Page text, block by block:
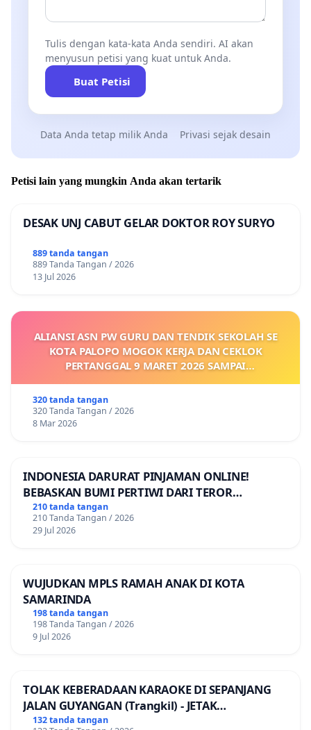
Tulis dengan kata-kata Anda sendiri. AI akan
menyusun petisi yang kuat untuk Anda.
Buat Petisi
Data Anda tetap milik Anda Privasi sejak desain
Petisi lain yang mungkin Anda akan tertarik
DESAK UNJ CABUT GELAR DOKTOR ROY SURYO
889 tanda tangan
889 Tanda Tangan / 2026
13 Jul 2026
ALIANSI ASN PW GURU DAN TENDIK SEKOLAH SE
KOTA PALOPO MOGOK KERJA DAN CEKLOK
PERTANGGAL 9 MARET 2026 SAMPAI
KEJELASAN SUMBER GAJI POKOK
320 tanda tangan
320 Tanda Tangan / 2026
8 Mar 2026
INDONESIA DARURAT PINJAMAN ONLINE!
BEBASKAN BUMI PERTIWI DARI TEROR
PINJAMAN ONLINE! TUTUP PINJOL!
210 tanda tangan
210 Tanda Tangan / 2026
29 Jul 2026
WUJUDKAN MPLS RAMAH ANAK DI KOTA
SAMARINDA
198 tanda tangan
198 Tanda Tangan / 2026
9 Jul 2026
TOLAK KEBERADAAN KARAOKE DI SEPANJANG
JALAN GUYANGAN (Trangkil) - JETAK
(Wedarijaksa) Kab. PATI
132 tanda tangan